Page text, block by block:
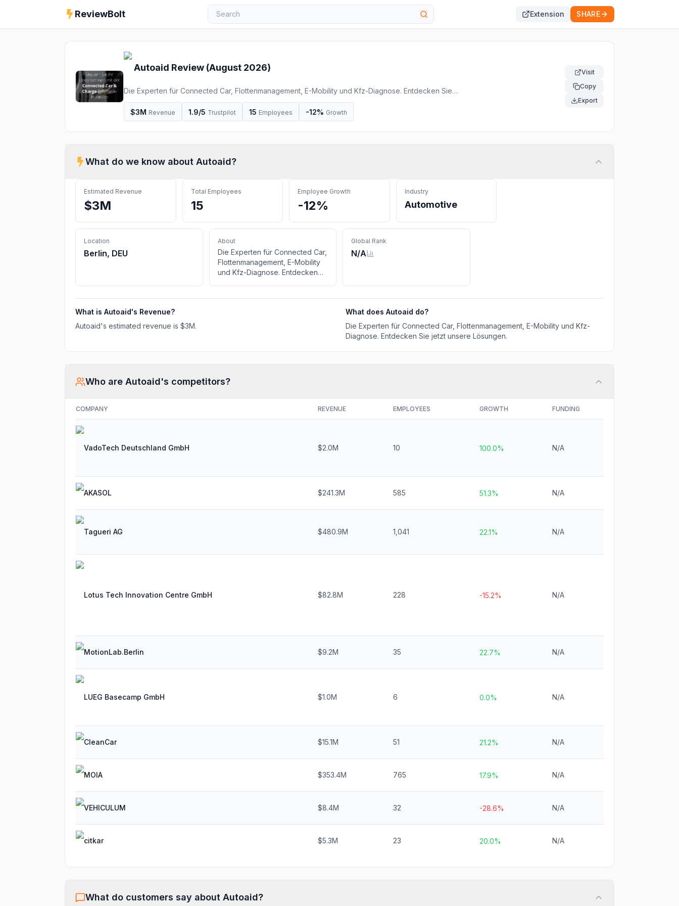
ReviewBolt Extension SHARE
Autoaid Review (August 2026)
Die Experten für Connected Car, Flottenmanagement, E-Mobility und Kfz-Diagnose. Entdecken Sie
jetzt unsere Lösungen.
$3M Revenue 1.9/5 Trustpilot 15 Employees -12% Growth
Visit
Copy
Export
What do we know about Autoaid?
Estimated Revenue
$3M
Total Employees
15
Employee Growth
-12%
Industry
Automotive
Location
Berlin, DEU
About
Die Experten für Connected Car,
Flottenmanagement, E-Mobility
und Kfz-Diagnose. Entdecken
Global Rank
N/A
What is Autoaid's Revenue?
Autoaid's estimated revenue is $3M.
What does Autoaid do?
Die Experten für Connected Car, Flottenmanagement, E-Mobility und Kfz-
Diagnose. Entdecken Sie jetzt unsere Lösungen.
Who are Autoaid's competitors?
COMPANY REVENUE EMPLOYEES GROWTH FUNDING
VadoTech Deutschland GmbH $2.0M 10 100.0% N/A
AKASOL $241.3M 585 51.3% N/A
Tagueri AG $480.9M 1,041 22.1% N/A
Lotus Tech Innovation Centre GmbH $82.8M 228 -15.2% N/A
MotionLab.Berlin $9.2M 35 22.7% N/A
LUEG Basecamp GmbH $1.0M 6 0.0% N/A
CleanCar $15.1M 51 21.2% N/A
MOIA $353.4M 765 17.9% N/A
VEHICULUM $8.4M 32 -28.6% N/A
citkar $5.3M 23 20.0% N/A
What do customers say about Autoaid?